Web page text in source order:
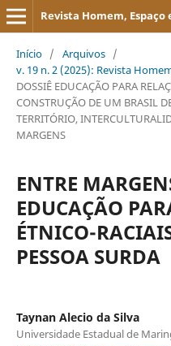
Revista Homem, Espaço
Início / Arquivos /
v. 19 n. 2 (2025): Revista
DOSSIÊ EDUCAÇÃO PARA
CONSTRUÇÃO DE UM BRASIL
TERRITÓRIO,
MARGENS
ENTRE
EDUCAÇÃO
ÉTNICO-
PESSOA SURDA
Taynan Alecio da Silva
Universidade Estadual de